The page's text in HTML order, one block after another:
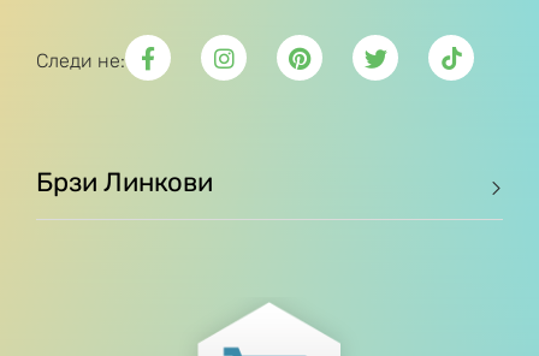
Следи не:
Брзи Линкови